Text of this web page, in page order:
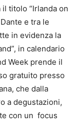
titolo “Irlanda on
e tra le
in evidenza la
in calendario
Week prende il
gratuito presso
che dalla
a degustazioni,
con un focus